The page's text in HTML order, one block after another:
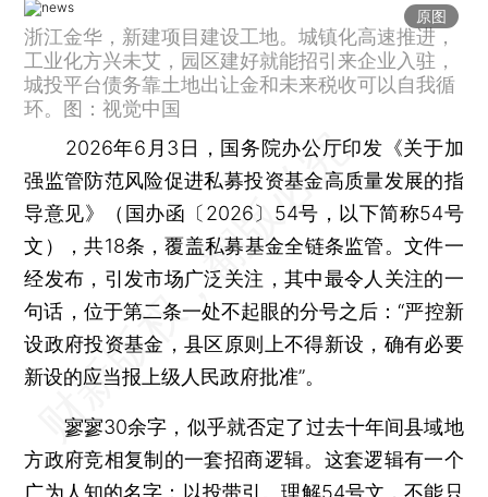
原图
浙江金华，新建项目建设工地。城镇化高速推进，
工业化方兴未艾，园区建好就能招引来企业入驻，
城投平台债务靠土地出让金和未来税收可以自我循
环。图：视觉中国
2026年6月3日，国务院办公厅印发《关于加
强监管防范风险促进私募投资基金高质量发展的指
导意见》（国办函〔2026〕54号，以下简称54号
文），共18条，覆盖私募基金全链条监管。文件一
经发布，引发市场广泛关注，其中最令人关注的一
句话，位于第二条一处不起眼的分号之后：“严控新
设政府投资基金，县区原则上不得新设，确有必要
新设的应当报上级人民政府批准”。
寥寥30余字，似乎就否定了过去十年间县域地
方政府竞相复制的一套招商逻辑。这套逻辑有一个
广为人知的名字：以投带引。理解54号文，不能只